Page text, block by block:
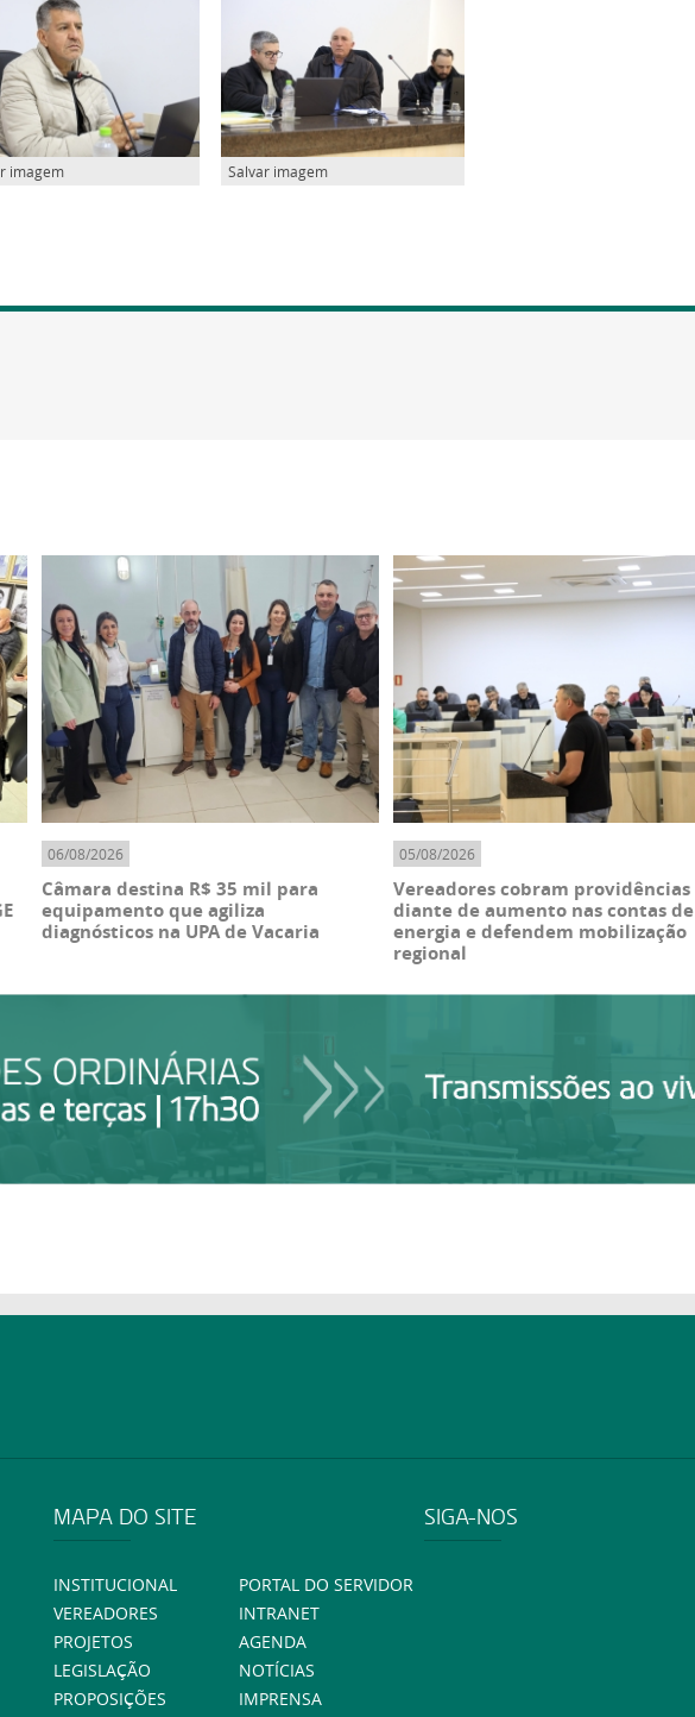
imagem Salvar imagem
06/08/2026
Câmara destina R$ 35 mil para
equipamento que agiliza
diagnósticos na UPA de Vacaria
05/08/2026
Vereadores cobram providências
diante de aumento nas contas de
energia e defendem mobilização
regional
MAPA DO SITE
INSTITUCIONAL
VEREADORES
PROJETOS
LEGISLAÇÃO
PROPOSIÇÕES
PORTAL DO SERVIDOR
INTRANET
AGENDA
NOTÍCIAS
IMPRENSA
SIGA-NOS